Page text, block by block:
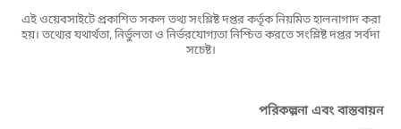
বাংলাদেশ মুক্তিযোদ্ধা কল্যাণ ট্রাস্ট
এই ওয়েবসাইটে প্রকাশিত সকল তথ্য সংশ্লিষ্ট দপ্তর কর্তৃক নিয়মিত হালনাগাদ করা
হয়। তথ্যের যথার্থতা, নির্ভুলতা ও নির্ভরযোগ্যতা নিশ্চিত করতে সংশ্লিষ্ট দপ্তর সর্বদা
সচেষ্ট।
পরিকল্পনা এবং বাস্তবায়ন